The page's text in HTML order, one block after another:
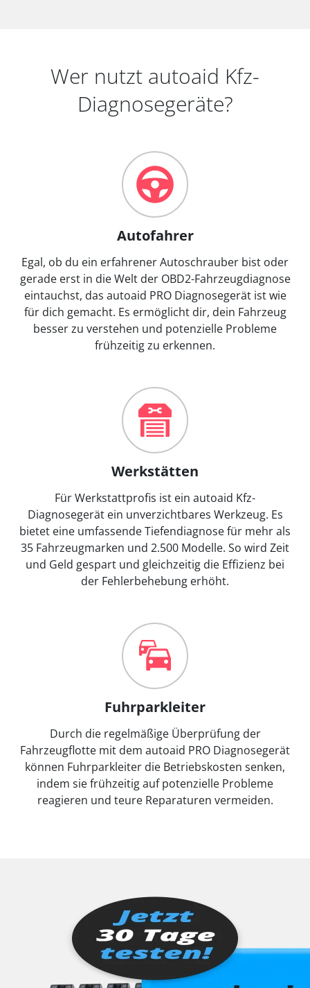
Wer nutzt autoaid Kfz-
Diagnosegeräte?
Autofahrer
Egal, ob du ein erfahrener Autoschrauber bist oder
gerade erst in die Welt der OBD2-Fahrzeugdiagnose
eintauchst, das autoaid PRO Diagnosegerät ist wie
für dich gemacht. Es ermöglicht dir, dein Fahrzeug
besser zu verstehen und potenzielle Probleme
frühzeitig zu erkennen.
Werkstätten
Für Werkstattprofis ist ein autoaid Kfz-
Diagnosegerät ein unverzichtbares Werkzeug. Es
bietet eine umfassende Tiefendiagnose für mehr als
35 Fahrzeugmarken und 2.500 Modelle. So wird Zeit
und Geld gespart und gleichzeitig die Effizienz bei
der Fehlerbehebung erhöht.
Fuhrparkleiter
Durch die regelmäßige Überprüfung der
Fahrzeugflotte mit dem autoaid PRO Diagnosegerät
können Fuhrparkleiter die Betriebskosten senken,
indem sie frühzeitig auf potenzielle Probleme
reagieren und teure Reparaturen vermeiden.